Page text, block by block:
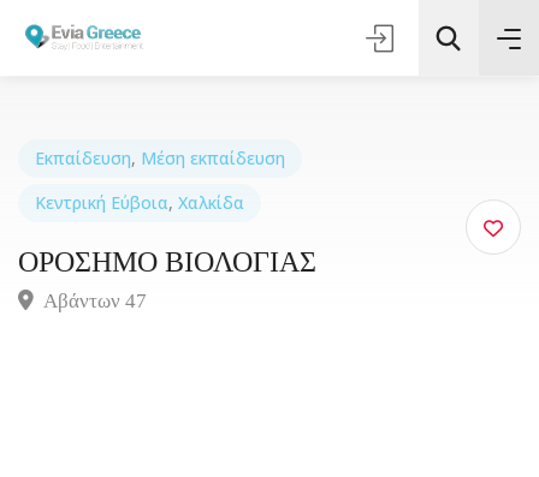
Τοποθεσία
Εκπαίδευση, Μέση εκπαίδευση
Κεντρική Εύβοια, Χαλκίδα
ΟΡΟΣΗΜΟ ΒΙΟΛΟΓΙΑΣ
Αβάντων 47